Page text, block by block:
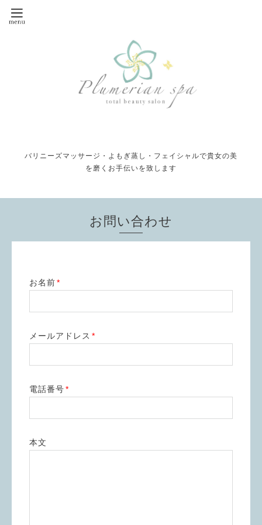
バリニーズマッサージ・よもぎ蒸し・フェイシャルで貴女の美
を磨くお手伝いを致します
お問い合わせ
お名前*
メールアドレス *
電話番号*
本文